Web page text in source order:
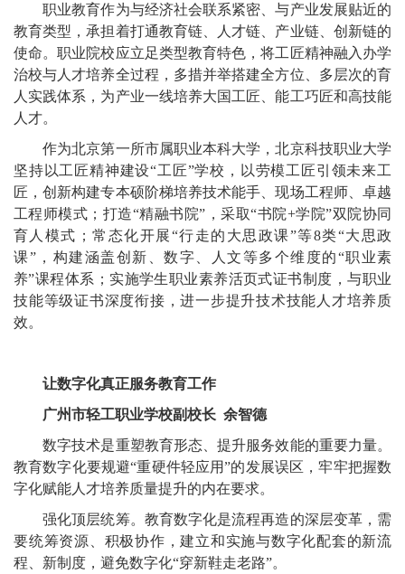
职业教育作为与经济社会联系紧密、与产业发展贴近的
教育类型，承担着打通教育链、人才链、产业链、创新链的
使命。职业院校应立足类型教育特色，将工匠精神融入办学
治校与人才培养全过程，多措并举搭建全方位、多层次的育
人实践体系，为产业一线培养大国工匠、能工巧匠和高技能
人才。
作为北京第一所市属职业本科大学，北京科技职业大学
坚持以工匠精神建设“工匠”学校，以劳模工匠引领未来工
匠，创新构建专本硕阶梯培养技术能手、现场工程师、卓越
工程师模式；打造“精融书院”，采取“书院+学院”双院协同
育人模式；常态化开展“行走的大思政课”等8类“大思政
课”，构建涵盖创新、数字、人文等多个维度的“职业素
养”课程体系；实施学生职业素养活页式证书制度，与职业
技能等级证书深度衔接，进一步提升技术技能人才培养质
效。
让数字化真正服务教育工作
广州市轻工职业学校副校长 余智德
数字技术是重塑教育形态、提升服务效能的重要力量。
教育数字化要规避“重硬件轻应用”的发展误区，牢牢把握数
字化赋能人才培养质量提升的内在要求。
强化顶层统筹。教育数字化是流程再造的深层变革，需
要统筹资源、积极协作，建立和实施与数字化配套的新流
程、新制度，避免数字化“穿新鞋走老路”。